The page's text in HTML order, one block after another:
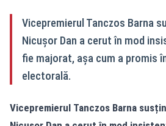
Vicepremierul Tanczos Barna
Nicușor Dan a cerut în mod
fie majorat, așa cum a promis
electorală.
Vicepremierul Tanczos Barna